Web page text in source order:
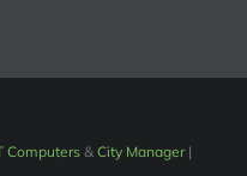
Computers& City Manager|